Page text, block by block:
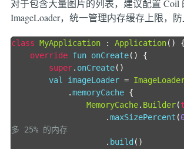
对于包含大量图片的列表，建议配置 Coil
ImageLoader，统一管理内存缓存上限，防
class MyApplication : Application()
{
override fun onCreate()
{
super. onCreate()
val imageLoader =
.memoryCache {
MemoryCache. Builder(
.maxSizePercent (
多 25% 的内存
. build ()